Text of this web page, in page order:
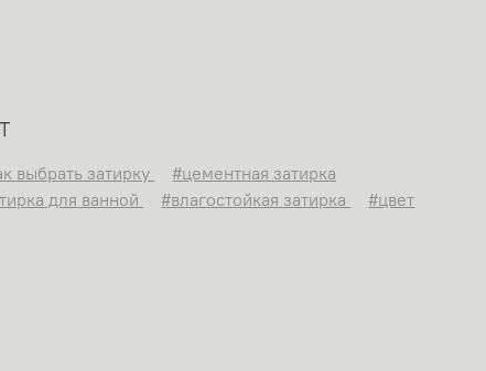
выбрать затирку
#цементная затирка
для ванной #влагостойкая затирка
#цвет